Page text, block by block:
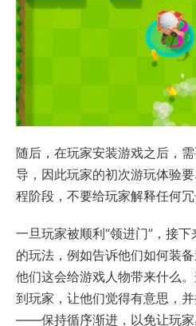
随后，在玩家安装游戏之后，
导，因此玩家的初次游玩体验
程阶段，不要给玩家解释任何冗
一旦玩家被顺利“领进门”，接
的玩法，例如告诉他们如何装
他们这会给游戏人物带来什么
到玩家，让他们觉得有意思，
——保持循序渐进，以免让玩家